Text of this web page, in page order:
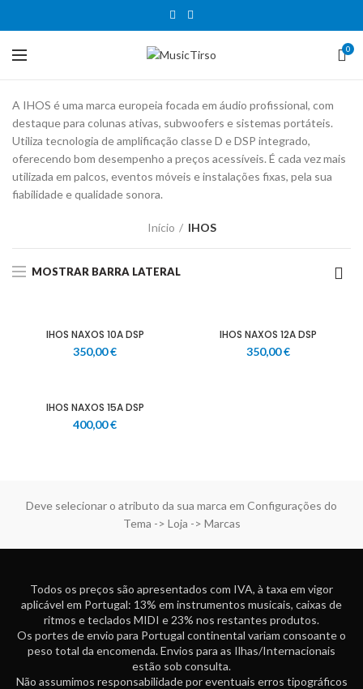
0
A IHOS é uma marca europeia focada em áudio profissional, com
destaque para colunas ativas, subwoofers e sistemas portáteis.
Utiliza tecnologia de amplificação classe D e DSP integrado,
oferecendo bom desempenho a preços acessíveis. É cada vez mais
utilizada em palcos, eventos móveis e instalações fixas, pela sua
fiabilidade e qualidade sonora.
Início IHOS
MOSTRAR BARRA LATERAL
IHOS NAXOS 10A DSP
350,00€
IHOS NAXOS 12A DSP
350,00€
IHOS NAXOS 15A DSP
400,00€
Deve selecionar o atributo da sua marca em Configurações do
Tema -> Loja -> Marcas
Todos os preços são apresentados com IVA, à taxa em vigor
aplicável em Portugal: 13% em instrumentos musicais, caixas de
ritmos e teclados MIDI e 23% nos restantes produtos.
Os portes de envio para Portugal continental variam consoante o
peso total da encomenda. Envios para as Ilhas/Internacionais
estão sob consulta.
Não assumimos responsabilidade por eventuais erros tipográficos